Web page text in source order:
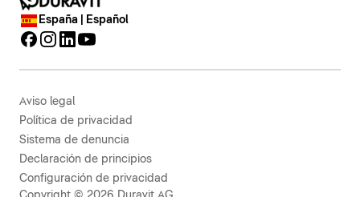
España | Español
Aviso legal
Política de privacidad
Sistema de denuncia
Declaración de principios
Configuración de privacidad